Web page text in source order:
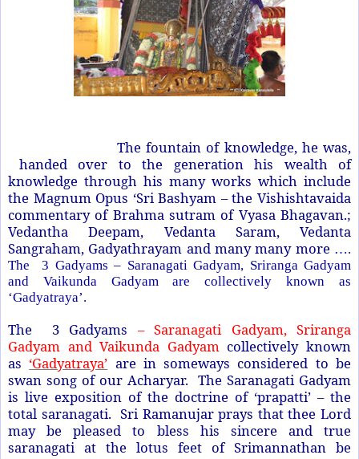
The fountain of knowledge, he was,
handed over to the generation his wealth of
knowledge through his many works which include
the Magnum Opus ‘Sri Bashyam – the Vishishtavaida
commentary of Brahma sutram of Vyasa Bhagavan.;
Vedantha Deepam, Vedanta Saram, Vedanta
Sangraham, Gadyathrayam and many many more ….
The 3 Gadyams – Saranagati Gadyam, Sriranga Gadyam
and Vaikunda Gadyam are collectively known as
‘Gadyatraya’.
The 3 Gadyams – Saranagati Gadyam, Sriranga
Gadyam and Vaikunda Gadyam collectively known
as ‘Gadyatraya’ are in someways considered to be
swan song of our Acharyar. The Saranagati Gadyam
is live exposition of the doctrine of ‘prapatti’ – the
total saranagati. Sri Ramanujar prays that thee Lord
may be pleased to bless his sincere and true
saranagati at the lotus feet of Srimannathan be